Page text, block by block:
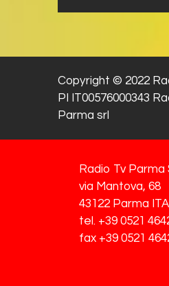
Copyright © 2022
PI IT00576000343
Parma srl
Radio Tv Parma
via Mantova, 68
43122 Parma
tel. +39 0521
fax +39 0521